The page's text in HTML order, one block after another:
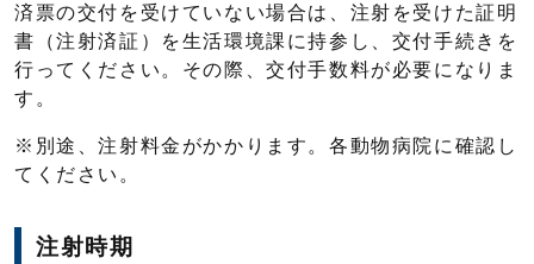
済票の交付を受けていない場合は、注射を受けた証明
書（注射済証）を生活環境課に持参し、交付手続きを
行ってください。その際、交付手数料が必要になりま
す。
※別途、注射料金がかかります。各動物病院に確認し
てください。
注射時期